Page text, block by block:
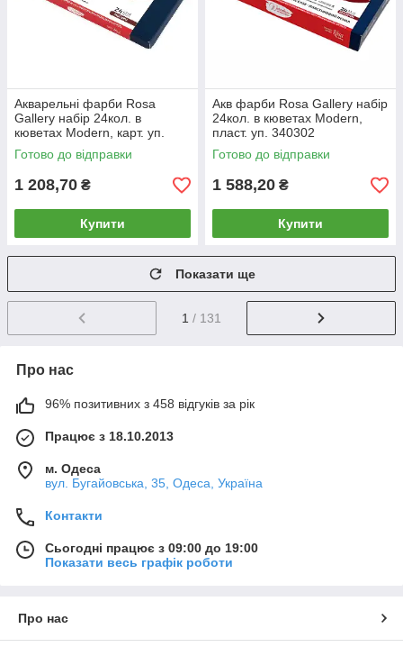
Акварельні фарби Rosa
Gallery набір 24кол. в
кюветах Modern, карт. уп.
340115
Готово до відправки
1 208,70 ₴
Купити
Акв фарби Rosa Gallery набір
24кол. в кюветах Modern,
пласт. уп. 340302
Готово до відправки
1 588,20 ₴
Купити
Показати ще
1 / 131
Про нас
96% позитивних з 458 відгуків за рік
Працює з 18.10.2013
м. Одеса
вул. Бугайовська, 35, Одеса, Україна
Контакти
Сьогодні працює з 09:00 до 19:00
Показати весь графік роботи
Про нас